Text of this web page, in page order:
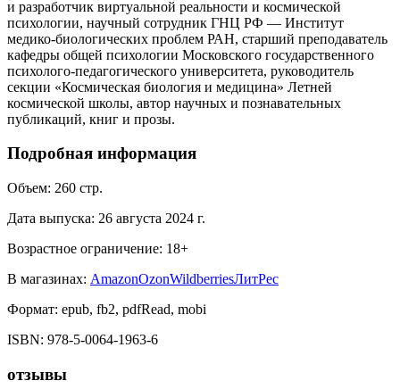
и разработчик виртуальной реальности и космической
психологии, научный сотрудник ГНЦ РФ — Институт
медико-биологических проблем РАН, старший преподаватель
кафедры общей психологии Московского государственного
психолого-педагогического университета, руководитель
секции «Космическая биология и медицина» Летней
космической школы, автор научных и познавательных
публикаций, книг и прозы.
Подробная информация
Объем: 260 стр.
Дата выпуска: 26 августа 2024 г.
Возрастное ограничение: 18+
В магазинах: AmazonOzonWildberriesЛитРес
Формат: epub, fb2, pdfRead, mobi
ISBN: 978-5-0064-1963-6
отзывы